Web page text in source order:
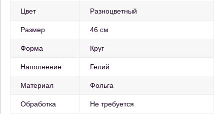
Цвет Разноцветный
Размер 46 см
Форма Круг
Наполнение Гелий
Материал Фольга
Обработка Не требуется